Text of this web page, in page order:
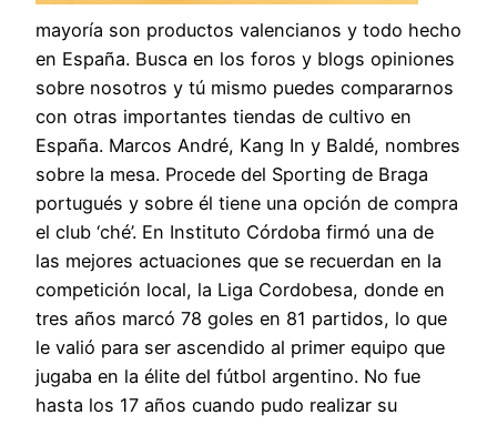
mayoría son productos valencianos y todo hecho
en España. Busca en los foros y blogs opiniones
sobre nosotros y tú mismo puedes compararnos
con otras importantes tiendas de cultivo en
España. Marcos André, Kang In y Baldé, nombres
sobre la mesa. Procede del Sporting de Braga
portugués y sobre él tiene una opción de compra
el club ‘ché’. En Instituto Córdoba firmó una de
las mejores actuaciones que se recuerdan en la
competición local, la Liga Cordobesa, donde en
tres años marcó 78 goles en 81 partidos, lo que
le valió para ser ascendido al primer equipo que
jugaba en la élite del fútbol argentino. No fue
hasta los 17 años cuando pudo realizar su